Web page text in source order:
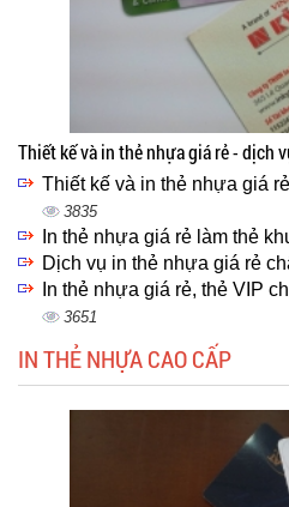
Thiết kế và in thẻ nhựa giá rẻ - dịch
Thiết kế và in thẻ nhựa giá
3835
In thẻ nhựa giá rẻ làm thẻ
Dịch vụ in thẻ nhựa giá rẻ
In thẻ nhựa giá rẻ, thẻ VIP
3651
IN THẺ NHỰA CAO CẤP